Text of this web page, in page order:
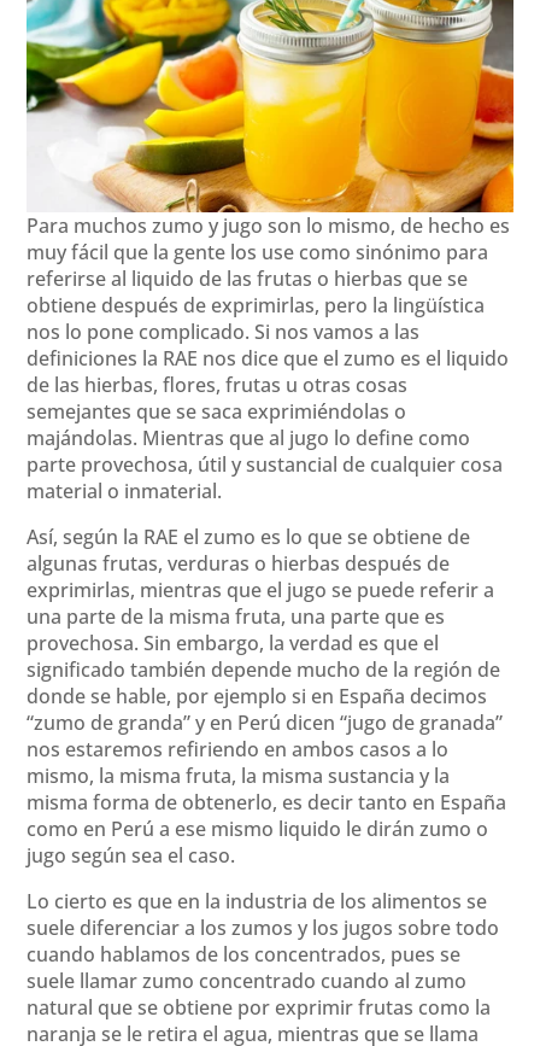
Para muchos zumo y jugo son lo mismo, de hecho es
muy fácil que la gente los use como sinónimo para
referirse al liquido de las frutas o hierbas que se
obtiene después de exprimirlas, pero la lingüística
nos lo pone complicado. Si nos vamos a las
definiciones la RAE nos dice que el zumo es el liquido
de las hierbas, flores, frutas u otras cosas
semejantes que se saca exprimiéndolas o
majándolas. Mientras que al jugo lo define como
parte provechosa, útil y sustancial de cualquier cosa
material o inmaterial.
Así, según la RAE el zumo es lo que se obtiene de
algunas frutas, verduras o hierbas después de
exprimirlas, mientras que el jugo se puede referir a
una parte de la misma fruta, una parte que es
provechosa. Sin embargo, la verdad es que el
significado también depende mucho de la región de
donde se hable, por ejemplo si en España decimos
“zumo de granda” y en Perú dicen “jugo de granada”
nos estaremos refiriendo en ambos casos a lo
mismo, la misma fruta, la misma sustancia y la
misma forma de obtenerlo, es decir tanto en España
como en Perú a ese mismo liquido le dirán zumo o
jugo según sea el caso.
Lo cierto es que en la industria de los alimentos se
suele diferenciar a los zumos y los jugos sobre todo
cuando hablamos de los concentrados, pues se
suele llamar zumo concentrado cuando al zumo
natural que se obtiene por exprimir frutas como la
naranja se le retira el agua, mientras que se llama